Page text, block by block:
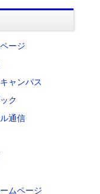
ージ
ャンパス
ク
通信
ムページ